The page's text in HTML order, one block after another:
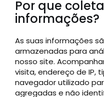
Por que
informações?
As suas informações
armazenadas para
nosso site.
visita, endereço de IP,
navegador utilizado
agregadas e não